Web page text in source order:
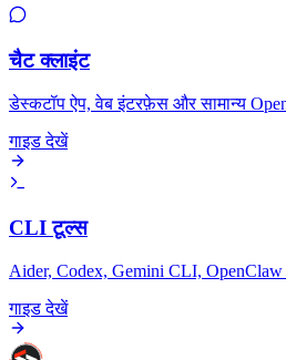
चैट क्लाइंट
डेस्कटॉप ऐप, वेब इंटरफ़ेस और सामान्य
गाइड देखें
CLI टूल्स
Aider, Codex, Gemini CLI, OpenClaw
गाइड देखें